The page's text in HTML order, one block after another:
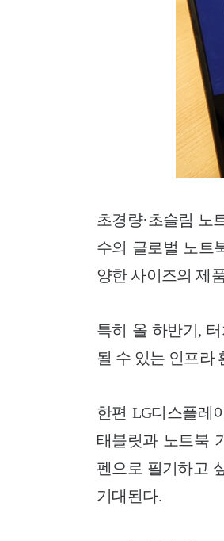
초경량·초슬림 노
수의 글로벌 노트
양한 사이즈의 제
특히 올 하반기,
될 수 있는 인프라
한편 LG디스플레
태블릿과 노트북
펜으로 필기하고
기대된다.